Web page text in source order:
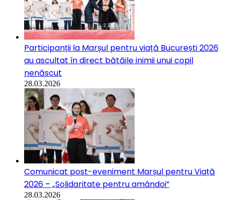
Participanții la Marșul pentru viață București 2026
au ascultat în direct bătăile inimii unui copil
nenăscut
28.03.2026
Comunicat post-eveniment Marșul pentru Viață
2026 – „Solidaritate pentru amândoi”
28.03.2026